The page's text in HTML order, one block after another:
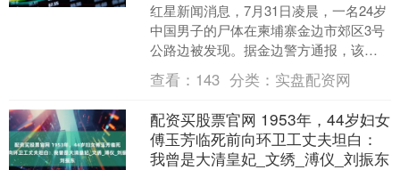
红星新闻消息，7月31日凌晨，一名24岁
中国男子的尸体在柬埔寨金边市郊区3号
公路边被发现。据金边警方通报，该男
子7月30日晚上11点多从中国香港乘飞机
抵达柬埔寨....
查看： 143 分类： 实盘配资网
配资买股票官网 1953年，44岁妇女
傅玉芳临死前向环卫工丈夫坦白：
我曾是大清皇妃_文绣_溥仪_刘振东